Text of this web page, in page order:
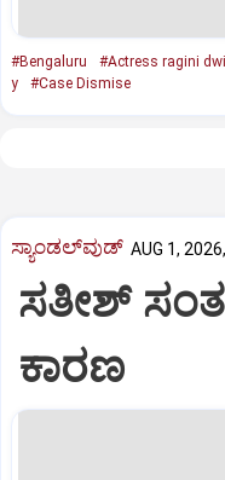
#Bengaluru #Actress ragini
y
#Case Dismise
ಸ್ಯಾಂಡಲ್‌ವುಡ್‌ AUG 1,
ಸತೀಶ್‌
ಕಾರಣ